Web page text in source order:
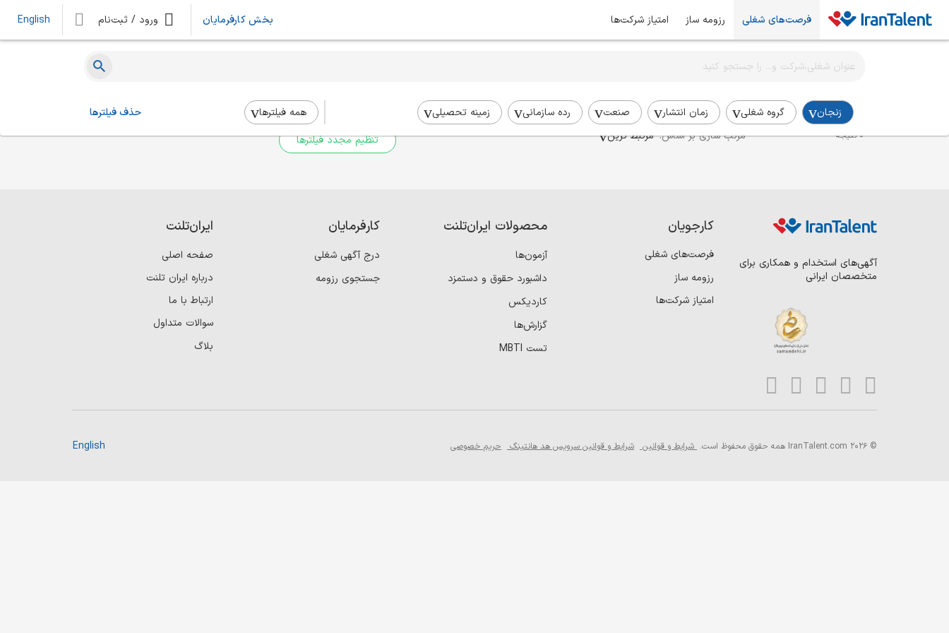
فرصت‌های شغلی رزومه ساز امتیاز شرکت‌ها بخش کارفرمایان ورود / ثبت‌نام English
زنجان گروه شغلی زمان انتشار صنعت رده سازمانی زمینه تحصیلی همه فیلتر‌ها حذف فیلترها
اطلاع‌رسانی شغلی را برای این جستجو فعال کنید
استخدام آموزش و توسعه منابع انسانی در زنجان
0 نتیجه مرتب سازی بر اساس: مرتبط ترین
برای جستجوی جامع‌تر از فیلترهای بالا استفاده کنید.
تنظیم مجدد فیلترها
آگهی‌های استخدام و همکاری برای
متخصصان ایرانی
کارجویان
فرصت‌های شغلی
رزومه ساز
امتیاز شرکت‌ها
محصولات ایران‌تلنت
آزمون‌ها
داشبورد حقوق و دستمزد
کاردیکس
گزارش‌ها
تست MBTI
کارفرمایان
درج آگهی شغلی
جستجوی رزومه
ایران‌تلنت
صفحه اصلی
درباره ایران تلنت
ارتباط با ما
سوالات متداول
بلاگ
© 2026 IranTalent.com همه حقوق محفوظ است. شرایط و قوانین شرایط و قوانین سرویس هد هانتینگ حریم خصوصی English